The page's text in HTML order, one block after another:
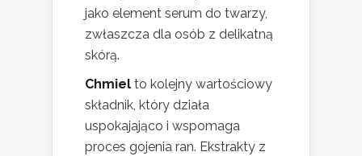
jako element serum do twarzy,
zwłaszcza dla osób z delikatną
skórą.
Chmiel to kolejny wartościowy
składnik, który działa
uspokajająco i wspomaga
proces gojenia ran. Ekstrakty z